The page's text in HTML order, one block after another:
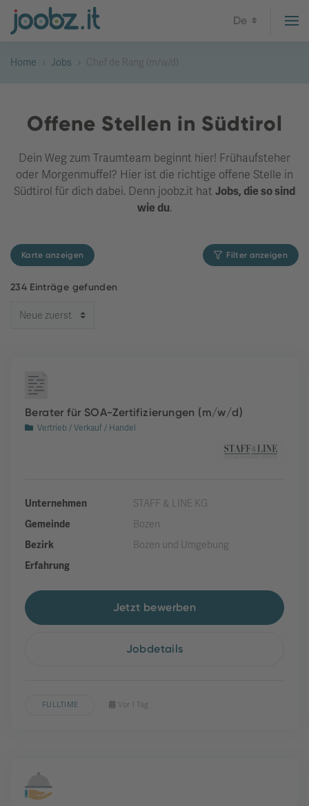
De
Home Jobs Chef de Rang (m/w/d)
Offene Stellen in Südtirol
Dein Weg zum Traumteam beginnt hier! Frühaufsteher
oder Morgenmuffel? Hier ist die richtige offene Stelle in
Südtirol für dich dabei. Denn joobz.it hat Jobs, die so sind
wie du.
Karte anzeigen Filter anzeigen
234 Einträge gefunden
Berater für SOA-Zertifizierungen (m/w/d)
Vertrieb / Verkauf / Handel
Unternehmen
STAFF & LINE KG
Gemeinde
Bozen
Bezirk
Bozen und Umgebung
Erfahrung
Jetzt bewerben
Jobdetails
FULLTIME Vor 1 Tag